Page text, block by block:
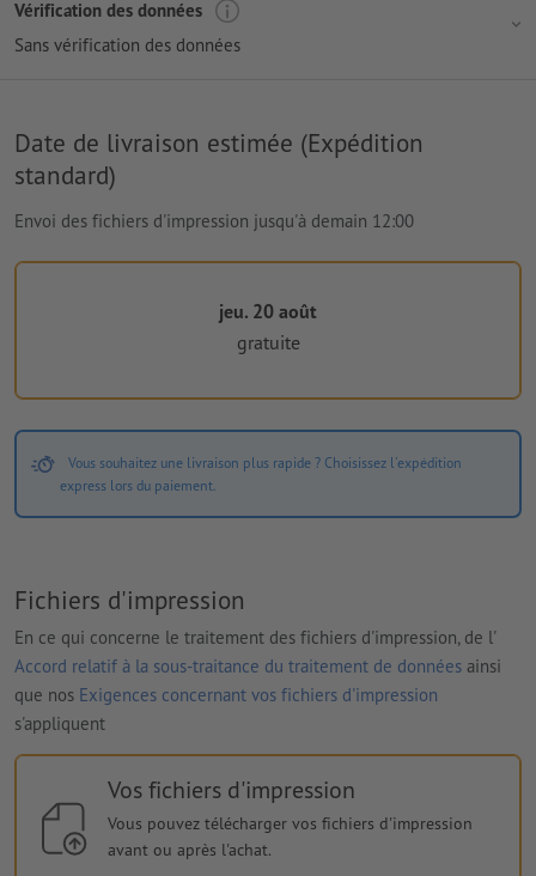
Vérification des données
Sans vérification des données
Date de livraison estimée (Expédition
standard)
Envoi des fichiers d'impression jusqu'à demain 12:00
jeu. 20 août
gratuite
Vous souhaitez une livraison plus rapide ? Choisissez l'expédition
express lors du paiement.
Fichiers d'impression
En ce qui concerne le traitement des fichiers d'impression, de l'
Accord relatif à la sous-traitance du traitement de données ainsi
que nos Exigences concernant vos fichiers d'impression
s'appliquent
Vos fichiers d'impression
Vous pouvez télécharger vos fichiers d'impression
avant ou après l'achat.